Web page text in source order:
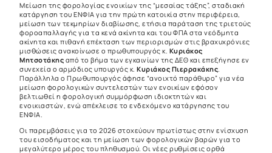
Μείωση της φορολογίας ενοικίων της “μεσαίας τάξης”, σταδιακή
κατάργηση του ΕΝΦΙΑ για την πρώτη κατοικία στην περιφέρεια,
μείωση των τεκμηρίων διαβίωσης, ετήσια παράταση της τριετούς
φοροαπαλλαγής για τα κενά ακίνητα και του ΦΠΑ στα νεόδμητα
ακίνητα και πιθανή επέκταση των περιορισμών στις βραχυχρόνιες
μισθώσεις ανακοίνωσε ο πρωθυπουργός κ. Κυριάκος
Μητσοτάκης από το βήμα των εγκαινίων της ΔΕΘ και επεξήγησε εν
συνεχεία ο αρμόδιος υπουργός κ. Κυριάκος Πιερρακάκης.
Παράλληλα ο Πρωθυπουργός άφησε “ανοιχτό παράθυρο” για νέα
μείωση φορολογικών συντελεστών των ενοικίων εφόσον
βελτιωθεί η φορολογική συμμόρφωση ιδιοκτητών και
ενοικιαστών, ενώ απέκλεισε το ενδεχόμενο κατάργησης του
ΕΝΦΙΑ.
Οι παρεμβάσεις για το 2026 στοχεύουν πρωτίστως στην ενίσχυση
του εισοδήματος και τη μείωση των φορολογικών βαρών για το
μεγαλύτερο μέρος του πληθυσμού. Οι νέες ρυθμίσεις ορθά